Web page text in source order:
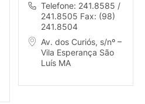
Telefone: 241.8585 /
241.8505 Fax: (98)
241.8504
Av. dos Curiós, s/nº –
Vila Esperança São
Luís MA